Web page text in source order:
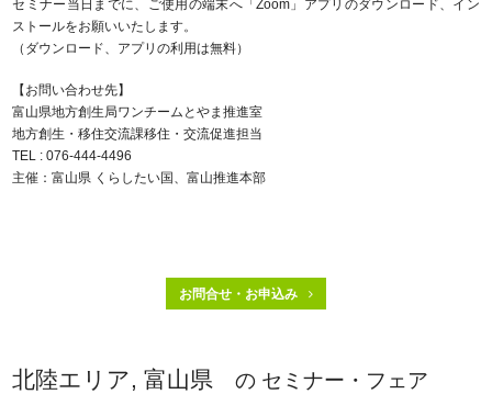
セミナー当日までに、ご使用の端末へ「Zoom」アプリのダウンロード、イン
ストールをお願いいたします。
（ダウンロード、アプリの利用は無料）
【お問い合わせ先】
富山県地方創生局ワンチームとやま推進室
地方創生・移住交流課移住・交流促進担当
TEL : 076-444-4496
主催：富山県 くらしたい国、富山推進本部
お問合せ・お申込み
北陸エリア, 富山県 の セミナー・フェア